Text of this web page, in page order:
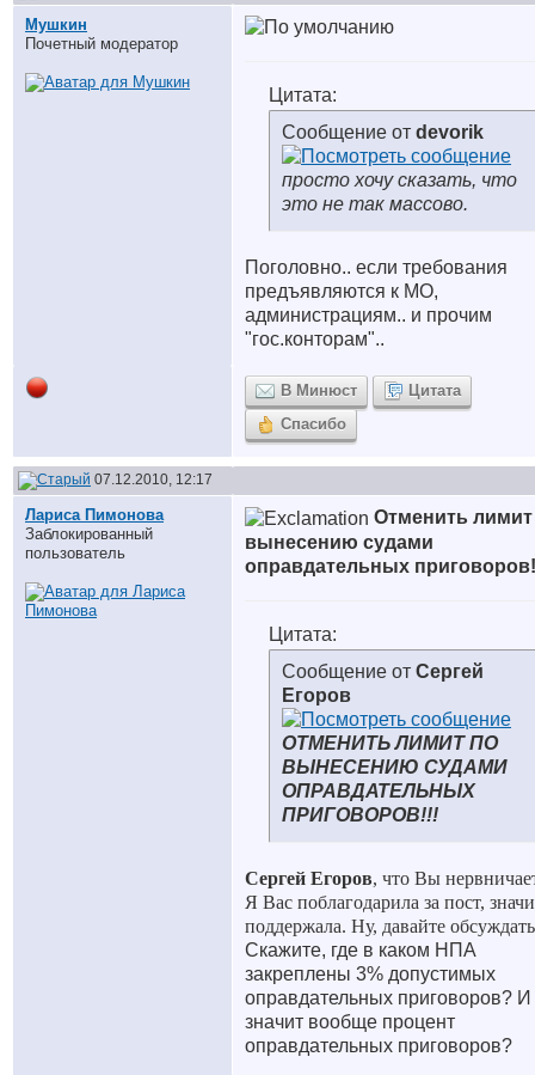
Мушкин
Почетный модератор
Цитата:
Сообщение от devorik
просто хочу сказать, что
это не так массово.
Поголовно.. если требования
предъявляются к МО,
администрациям.. и прочим
"гос.конторам"..
В Минюст
Цитата
Спасибо
07.12.2010, 12:17
Лариса Пимонова
Заблокированный
пользователь
Отменить
вынесению судами
оправдательных приговоров!
Цитата:
Сообщение от Сергей
Егоров
ОТМЕНИТЬ ЛИМИТ ПО
ВЫНЕСЕНИЮ СУДАМИ
ОПРАВДАТЕЛЬНЫХ
ПРИГОВОРОВ!!!
Сергей Егоров, что Вы
Я Вас поблагодарила за пост,
поддержала. Ну, давайте
Скажите, где в каком НПА
закреплены 3% допустимых
оправдательных приговоров? И
значит вообще процент
оправдательных приговоров?